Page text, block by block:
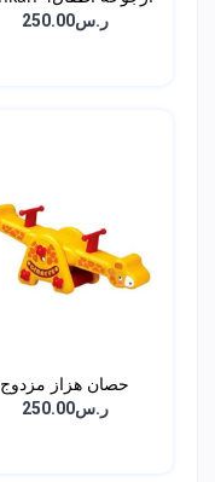
ف...ر.س250.00
حصان هزاز مزدوج
المقعد...
ر.س250.00